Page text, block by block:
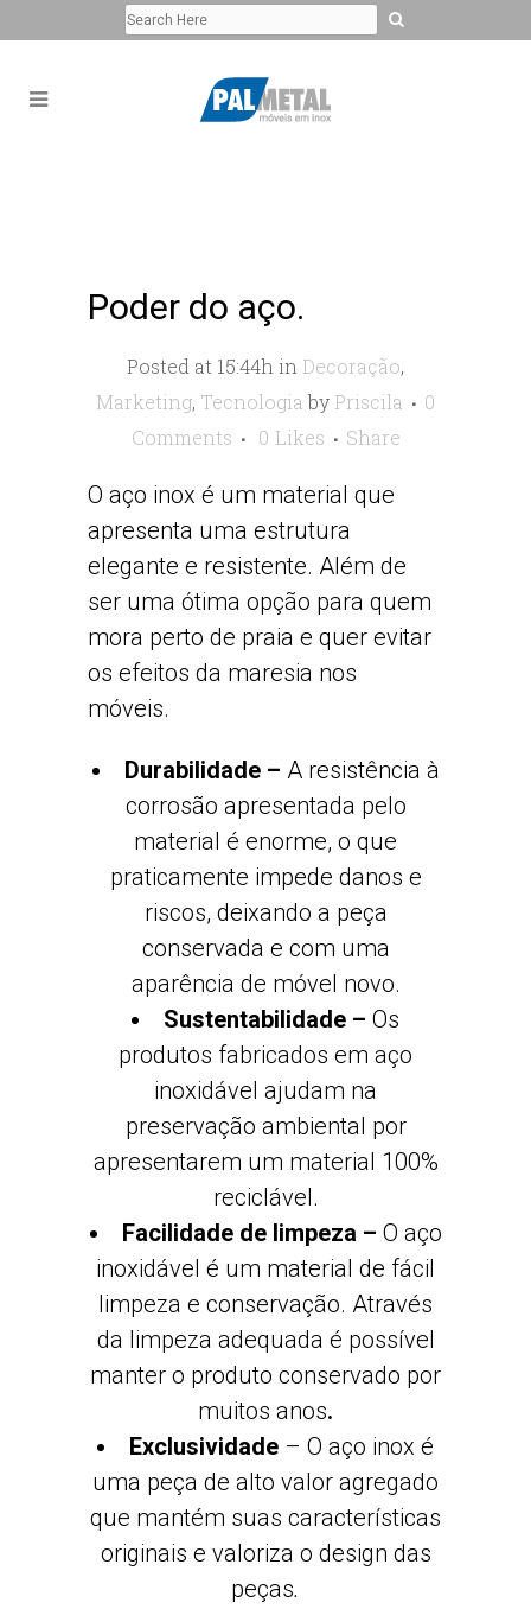
Poder do aço.
Posted at 15:44h in Decoração,
Marketing, Tecnologia by Priscila
0
Comments
0 Likes Share
O aço inox é um material que
apresenta uma estrutura
elegante e resistente. Além de
ser uma ótima opção para quem
mora perto de praia e quer evitar
os efeitos da maresia nos
móveis.
Durabilidade – A resistência à
corrosão apresentada pelo
material é enorme, o que
praticamente impede danos e
riscos, deixando a peça
conservada e com uma
aparência de móvel novo.
Sustentabilidade – Os
produtos fabricados em aço
inoxidável ajudam na
preservação ambiental por
apresentarem um material 100%
reciclável.
Facilidade de limpeza – O aço
inoxidável é um material de fácil
limpeza e conservação. Através
da limpeza adequada é possível
manter o produto conservado por
muitos anos.
Exclusividade – O aço inox é
uma peça de alto valor agregado
que mantém suas características
originais e valoriza o design das
peças.